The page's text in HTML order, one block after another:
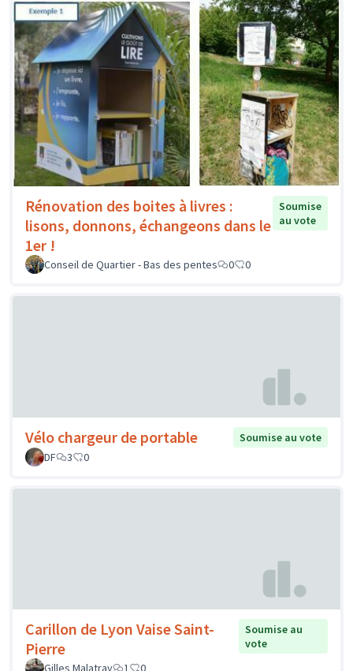
Rénovation des boites à livres :
lisons, donnons, échangeons dans le
1er !
Soumise
au vote
Conseil de Quartier - Bas des pentes 0 0
Vélo chargeur de portable
Soumise au vote
DF
3 0
Carillon de Lyon Vaise Saint-
Pierre
Soumise au
vote
Gilles Malatray
1 0